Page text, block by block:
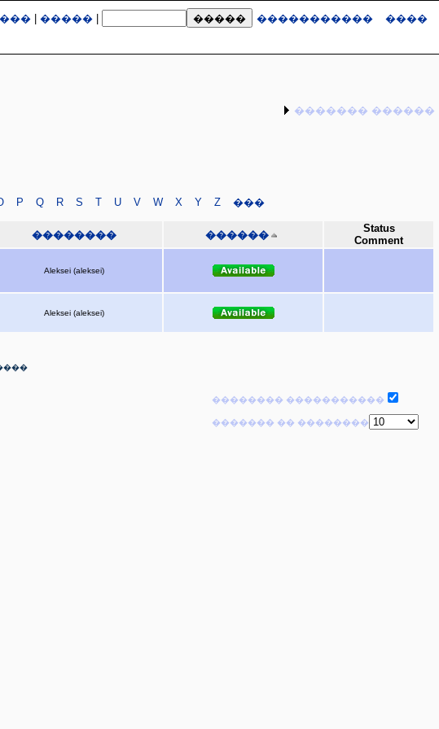
����� ����������� ����
������� ������
P Q R S T U V W X Y Z ���
�������� ������
Status
Comment
Aleksei (aleksei)
Aleksei (aleksei)
�������� �����������
������� �� ��������